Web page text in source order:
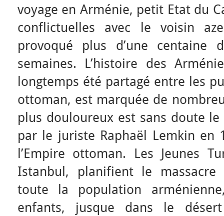
voyage en Arménie, petit Etat du
conflictuelles avec le voisin
provoqué plus d’une centaine
semaines. L’histoire des
longtemps été partagé entre les
ottoman, est marquée de
plus douloureux est sans doute
par le juriste Raphaël Lemkin en
l’Empire ottoman. Les Jeunes
Istanbul, planifient le
toute la population
enfants, jusque dans le